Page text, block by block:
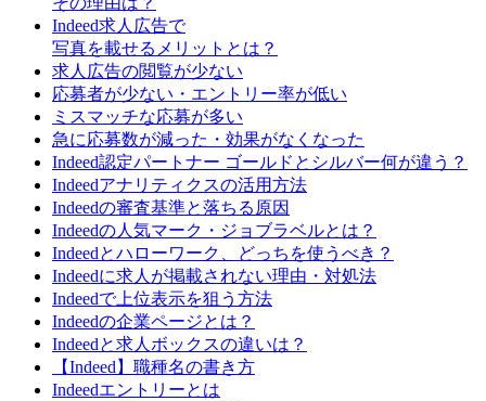
Indeed求人広告で
写真を載せるメリットとは？
求人広告の閲覧が少ない
応募者が少ない・エントリー率が低い
ミスマッチな応募が多い
急に応募数が減った・効果がなくなった
Indeed認定パートナー ゴールドとシルバー何が違う？
Indeedアナリティクスの活用方法
Indeedの審査基準と落ちる原因
Indeedの人気マーク・ジョブラベルとは？
Indeedとハローワーク、どっちを使うべき？
Indeedに求人が掲載されない理由・対処法
Indeedで上位表示を狙う方法
Indeedの企業ページとは？
Indeedと求人ボックスの違いは？
【Indeed】職種名の書き方
Indeedエントリーとは